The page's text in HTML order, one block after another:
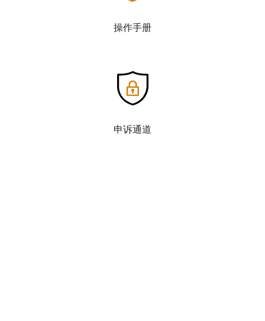
操作手册
申诉通道